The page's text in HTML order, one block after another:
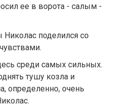
ее в ворота - салым -
поделился со
среди самых сильных.
тушу козла и
определенно, очень